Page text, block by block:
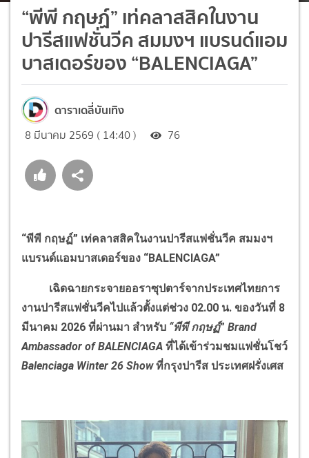
“พีพี กฤษฏ์” เท่คลาสสิคในงาน
ปารีสแฟชั่นวีค สมมงฯ แบรนด์แอม
บาสเดอร์ของ “BALENCIAGA”
ดาราเดลี่บันเทิง
8 มีนาคม 2569 ( 14:40 ) 76
“พีพี กฤษฏ์” เท่คลาสสิคในงานปารีสแฟชั่นวีค สมมงฯ
แบรนด์แอมบาสเดอร์ของ “BALENCIAGA”
เฉิดฉายกระจายออราซุปตาร์จากประเทศไทยการ
งานปารีสแฟชั่นวีคไปแล้วตั้งแต่ช่วง 02.00 น. ของวันที่ 8
มีนาคม 2026 ที่ผ่านมา สำหรับ “พีพี กฤษฏ์” Brand
Ambassador of BALENCIAGA ที่ได้เข้าร่วมชมแฟชั่นโชว์
Balenciaga Winter 26 Showที่กรุงปารีส ประเทศฝรั่งเศส